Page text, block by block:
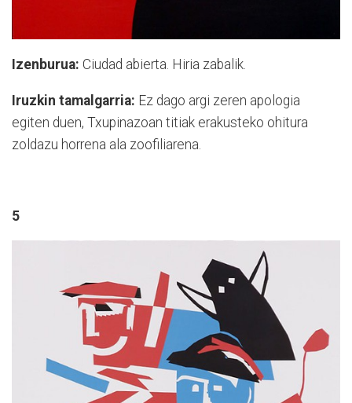
Izenburua: Ciudad abierta. Hiria zabalik.
Iruzkin tamalgarria: Ez dago argi zeren apologia
egiten duen, Txupinazoan titiak erakusteko ohitura
zoldazu horrena ala zoofiliarena.
5